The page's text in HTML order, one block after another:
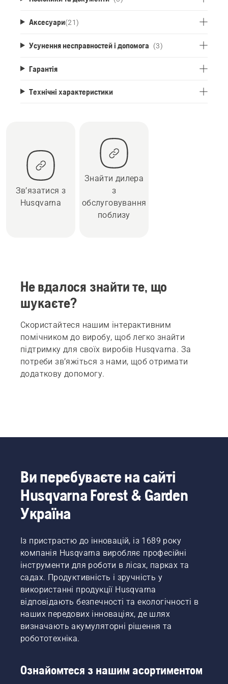
Аксесуари(21)
Усунення несправностей і допомога (3)
Гарантія
Технічні характеристики
Зв’язатися з
Husqvarna
Знайти дилера
з
обслуговування
поблизу
Не вдалося знайти те, що
шукаєте?
Скористайтеся нашим інтерактивним
помічником до виробу, щоб легко знайти
підтримку для своїх виробів Husqvarna. За
потреби зв’яжіться з нами, щоб отримати
додаткову допомогу.
Ви перебуваєте на сайті
Husqvarna Forest & Garden
Україна
Із пристрастю до інновацій, із 1689 року
компанія Husqvarna виробляє професійні
інструменти для роботи в лісах, парках та
садах. Продуктивність і зручність у
використанні продукції Husqvarna
відповідають безпечності та екологічності в
наших передових інноваціях, де шлях
визначають акумуляторні рішення та
робототехніка.
Ознайомтеся з нашим асортиментом